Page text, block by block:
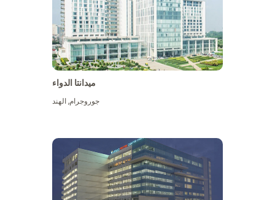
ميدانتا الدواء
جوروجرام,الهند